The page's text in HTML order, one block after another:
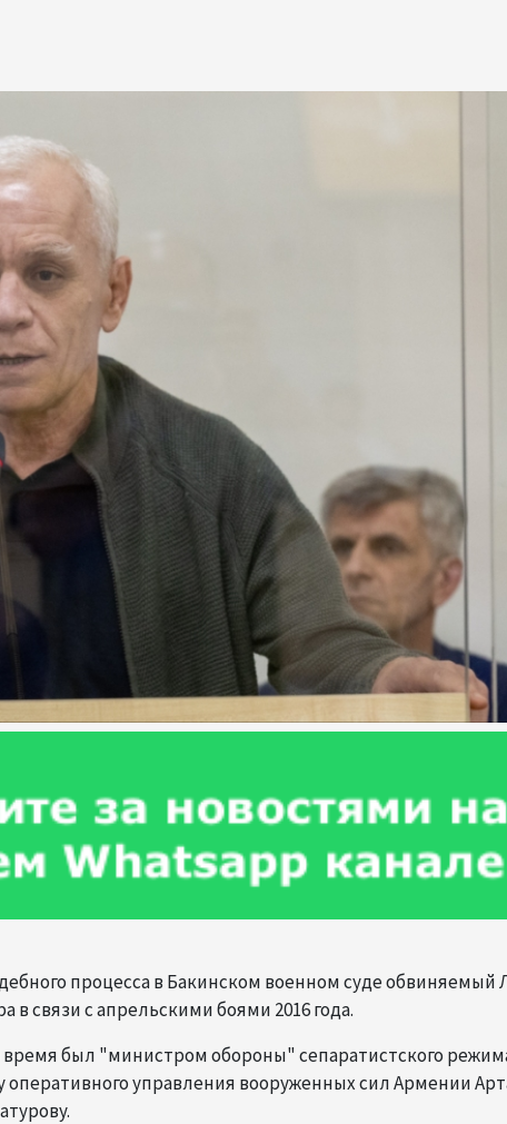
процесса в Бакинском военном суде обвиняемый
связи с апрельскими боями 2016 года.
время был "министром обороны" сепаратистского
управления вооруженных сил Армении